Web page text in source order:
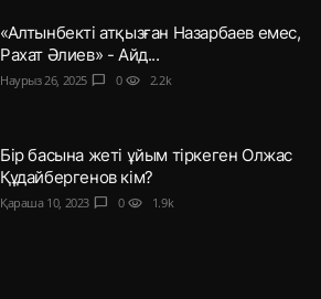
«Алтынбекті атқызған Назарбаев емес,
Рахат Әлиев» - Айд...
Наурыз 26, 2025 chat_bubble 0 visibility 2.2k
Бір басына жеті ұйым тіркеген Олжас
Құдайбергенов кім?
Қараша 10, 2023 chat_bubble 0 visibility 1.9k